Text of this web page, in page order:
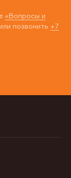
«Вопросы и
позвонить +7